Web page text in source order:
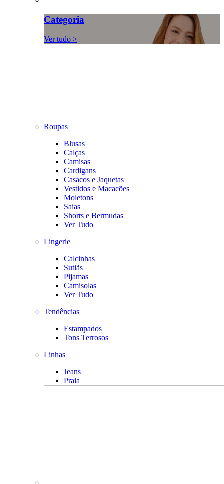
Categoria
Ver tudo >
Roupas
Blusas
Calças
Camisas
Cardigans
Casacos e Jaquetas
Vestidos e Macacões
Moletons
Saias
Shorts e Bermudas
Ver Tudo
Lingerie
Calcinhas
Sutiãs
Pijamas
Camisolas
Ver Tudo
Tendências
Estampados
Tons Terrosos
Linhas
Jeans
Praia